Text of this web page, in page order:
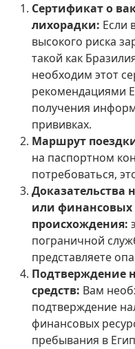
Сертификат о
лихорадки: Если
высокого риска
такой как
необходим этот
рекомендациями
получения
прививках.
Маршрут
на паспортном
потребоваться,
Доказательства
или финансовых
происхождения:
пограничной
представляете
Подтверждение
средств: Вам
подтверждение
финансовых
пребывания в